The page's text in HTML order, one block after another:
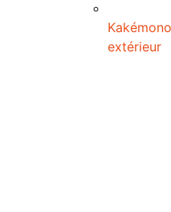
Kakémono
extérieur